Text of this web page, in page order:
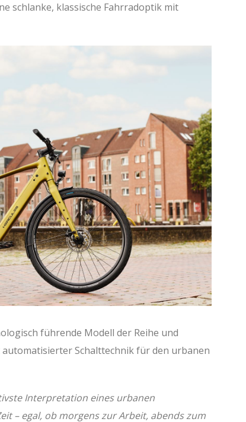
schlanke, klassische Fahrradoptik mit
führende Modell der Reihe und
Schalttechnik für den urbanen
Interpretation eines urbanen
– egal, ob morgens zur Arbeit, abends zum